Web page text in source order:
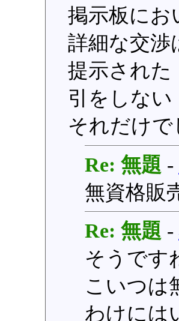
掲示板にお
詳細な交渉
提示された
引をしな
それだけ
Re: 無題 -
無資格販
Re: 無題 -
そうです
こいつは
わけには